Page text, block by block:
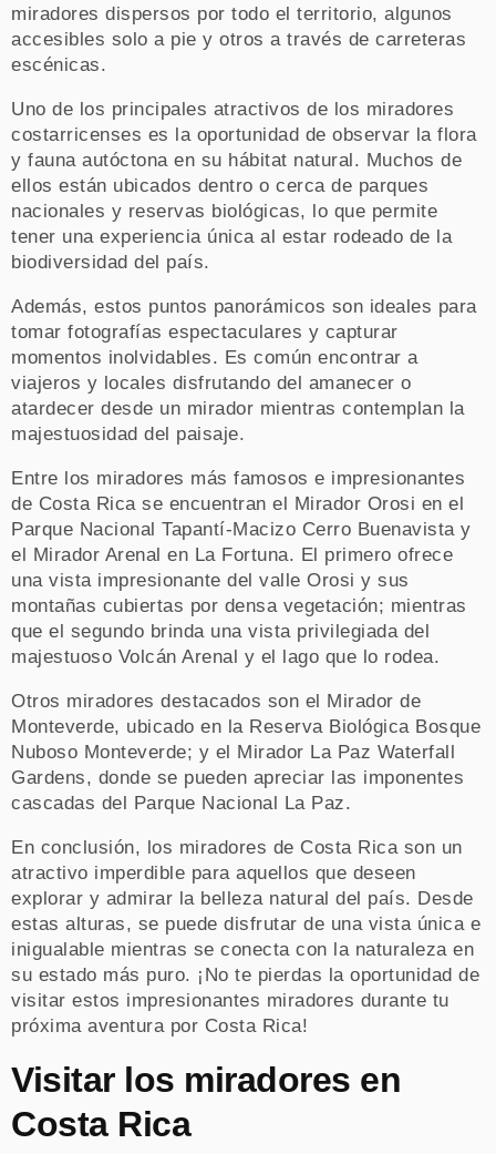
miradores dispersos por todo el territorio, algunos
accesibles solo a pie y otros a través de carreteras
escénicas.
Uno de los principales atractivos de los miradores
costarricenses es la oportunidad de observar la flora
y fauna autóctona en su hábitat natural. Muchos de
ellos están ubicados dentro o cerca de parques
nacionales y reservas biológicas, lo que permite
tener una experiencia única al estar rodeado de la
biodiversidad del país.
Además, estos puntos panorámicos son ideales para
tomar fotografías espectaculares y capturar
momentos inolvidables. Es común encontrar a
viajeros y locales disfrutando del amanecer o
atardecer desde un mirador mientras contemplan la
majestuosidad del paisaje.
Entre los miradores más famosos e impresionantes
de Costa Rica se encuentran el Mirador Orosi en el
Parque Nacional Tapantí-Macizo Cerro Buenavista y
el Mirador Arenal en La Fortuna. El primero ofrece
una vista impresionante del valle Orosi y sus
montañas cubiertas por densa vegetación; mientras
que el segundo brinda una vista privilegiada del
majestuoso Volcán Arenal y el lago que lo rodea.
Otros miradores destacados son el Mirador de
Monteverde, ubicado en la Reserva Biológica Bosque
Nuboso Monteverde; y el Mirador La Paz Waterfall
Gardens, donde se pueden apreciar las imponentes
cascadas del Parque Nacional La Paz.
En conclusión, los miradores de Costa Rica son un
atractivo imperdible para aquellos que deseen
explorar y admirar la belleza natural del país. Desde
estas alturas, se puede disfrutar de una vista única e
inigualable mientras se conecta con la naturaleza en
su estado más puro. ¡No te pierdas la oportunidad de
visitar estos impresionantes miradores durante tu
próxima aventura por Costa Rica!
Visitar los miradores en
Costa Rica